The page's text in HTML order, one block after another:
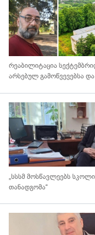
რეაბილიტაცია
არსებულ გამოწვევებსა
„სსსმ მოსწავლეებს
თანადგომა“